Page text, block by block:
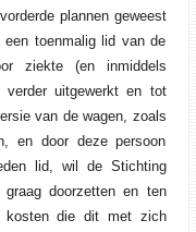
plannen geweest
toenmalig lid van de
ziekte (en inmiddels
uitgewerkt en tot
van de wagen, zoals
en door deze persoon
lid, wil de Stichting
graagdoorzetten en ten
kosten die dit met zich